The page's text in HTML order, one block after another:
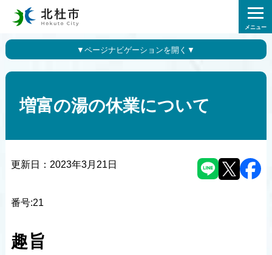
メニュー
増富の湯の休業について
更新日： 2023年3月21日
番号:21
趣旨